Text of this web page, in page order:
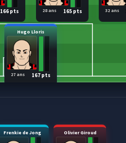
Hugo Lloris
167 pts
27 ans
166 pts 165 pts
28 ans 32 ans
Frenkie de Jong Olivier Giroud